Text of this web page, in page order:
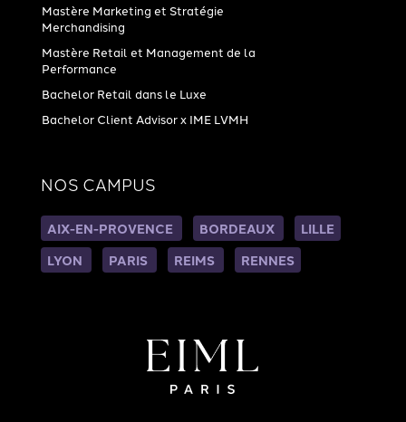
Mastère Marketing et Stratégie
Merchandising
Mastère Retail et Management de la
Performance
Bachelor Retail dans le Luxe
Bachelor Client Advisor x IME LVMH
NOS CAMPUS
AIX-EN-PROVENCE BORDEAUX
LILLE
LYON
PARIS REIMS RENNES